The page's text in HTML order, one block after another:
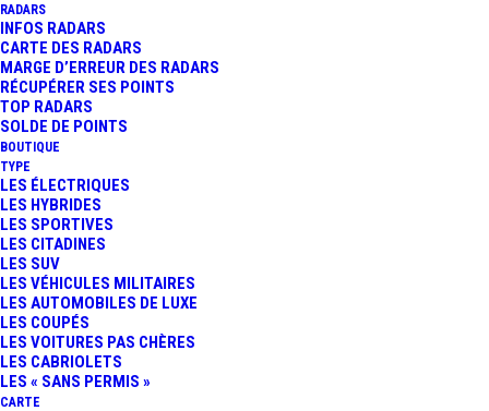
RADARS
INFOS RADARS
CARTE DES RADARS
MARGE D’ERREUR DES RADARS
RÉCUPÉRER SES POINTS
TOP RADARS
SOLDE DE POINTS
BOUTIQUE
TYPE
LES ÉLECTRIQUES
LES HYBRIDES
LES SPORTIVES
LES CITADINES
LES SUV
LES VÉHICULES MILITAIRES
LES AUTOMOBILES DE LUXE
LES COUPÉS
LES VOITURES PAS CHÈRES
LES CABRIOLETS
LES « SANS PERMIS »
CARTE
6 Minutes